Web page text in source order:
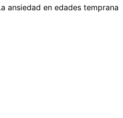
ansiedad en edades temprana